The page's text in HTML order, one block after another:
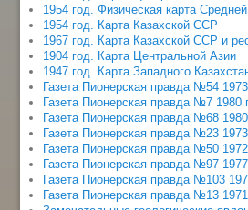
1954 год. Физическая карта
1954 год. Карта Казахской ССР
1967 год. Карта Казахской ССР и
1904 год. Карта Центральной Азии
1947 год. Карта Западного
Газета Пионерская правда №54
Газета Пионерская правда №7 1980
Газета Пионерская правда №68
Газета Пионерская правда №23
Газета Пионерская правда №50
Газета Пионерская правда №97
Газета Пионерская правда №103
Газета Пионерская правда №13